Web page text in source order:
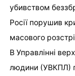
убивством
Росії порушив
масового
В Управлінні
людини (УВКПЛ)